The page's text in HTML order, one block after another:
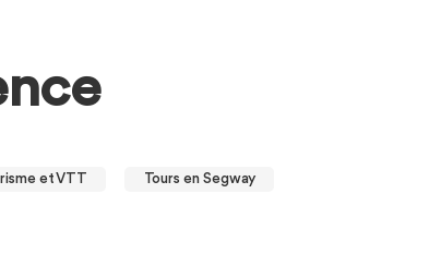
et VTT
Tours en Segway